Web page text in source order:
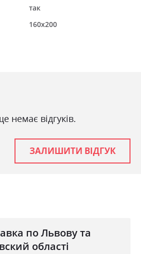
так
160х200
немає відгуків.
ЗАЛИШИТИ ВІДГУК
по Львову та
області